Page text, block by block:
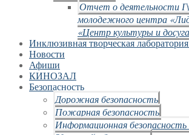
Отчет о деятельности
молодежного центра
«Центр культуры и
Инклюзивная творческая
Новости
Афиши
КИНОЗАЛ
Безопасность
Дорожная безопасность
Пожарная безопасность
Информационная